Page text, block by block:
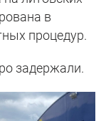
в
процедур.
задержали.